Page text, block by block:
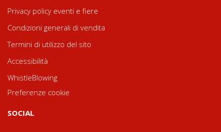
Privacy policy eventi e fiere
Condizioni generali di vendita
Termini di utilizzo del sito
Accessibilità
WhistleBlowing
Preferenze cookie
SOCIAL